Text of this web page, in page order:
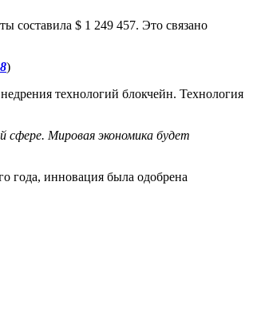
составила $ 1 249 457. Это связано
)
технологий блокчейн. Технология
сфере. Мировая экономика будет
года, инновация была одобрена